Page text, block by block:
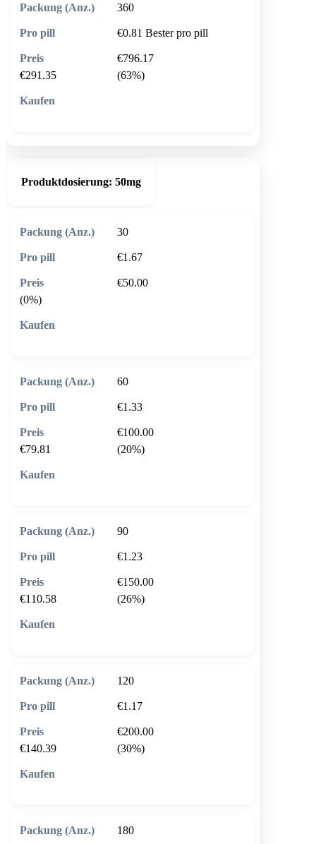
360
€0.81 Bester pro pill
€796.17
€291.35
(63%)
Produktdosierung: 50mg
30
€1.67
€50.00
(0%)
60
€1.33
€100.00
€79.81
(20%)
90
€1.23
€150.00
€110.58
(26%)
120
€1.17
€200.00
€140.39
(30%)
180